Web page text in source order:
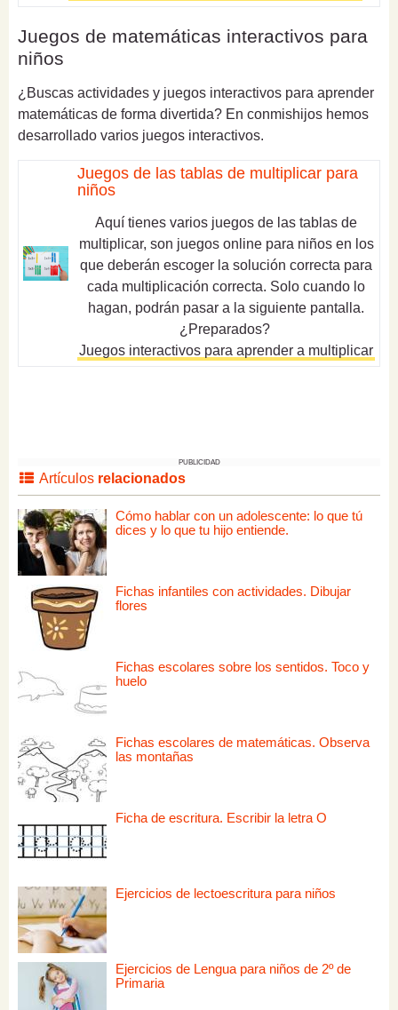
Juegos de matemáticas interactivos para
niños
¿Buscas actividades y juegos interactivos para aprender
matemáticas de forma divertida? En conmishijos hemos
desarrollado varios juegos interactivos.
Juegos de las tablas de multiplicar para
niños
Aquí tienes varios juegos de las tablas de
multiplicar, son juegos online para niños en los
que deberán escoger la solución correcta para
cada multiplicación correcta. Solo cuando lo
hagan, podrán pasar a la siguiente pantalla.
¿Preparados?
Juegos interactivos para aprender a multiplicar
PUBLICIDAD
Artículos relacionados
Cómo hablar con un adolescente: lo que tú
dices y lo que tu hijo entiende.
Fichas infantiles con actividades. Dibujar
flores
Fichas escolares sobre los sentidos. Toco y
huelo
Fichas escolares de matemáticas. Observa
las montañas
Ficha de escritura. Escribir la letra O
Ejercicios de lectoescritura para niños
Ejercicios de Lengua para niños de 2º de
Primaria